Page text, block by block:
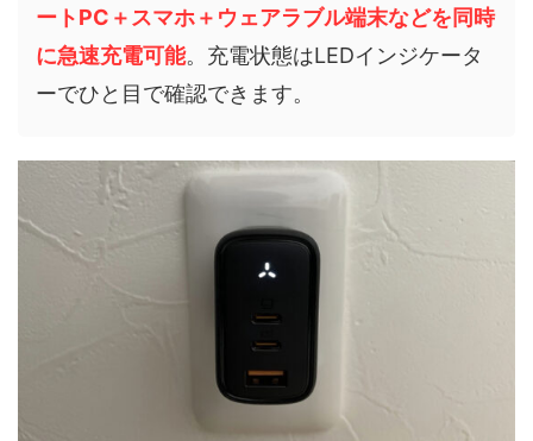
ートPC＋スマホ＋ウェアラブル端末などを同時
に急速充電可能。充電状態はLEDインジケータ
ーでひと目で確認できます。